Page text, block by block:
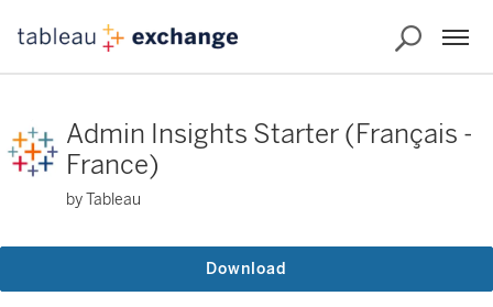
Admin Insights Starter (Français -
France)
by Tableau
Download